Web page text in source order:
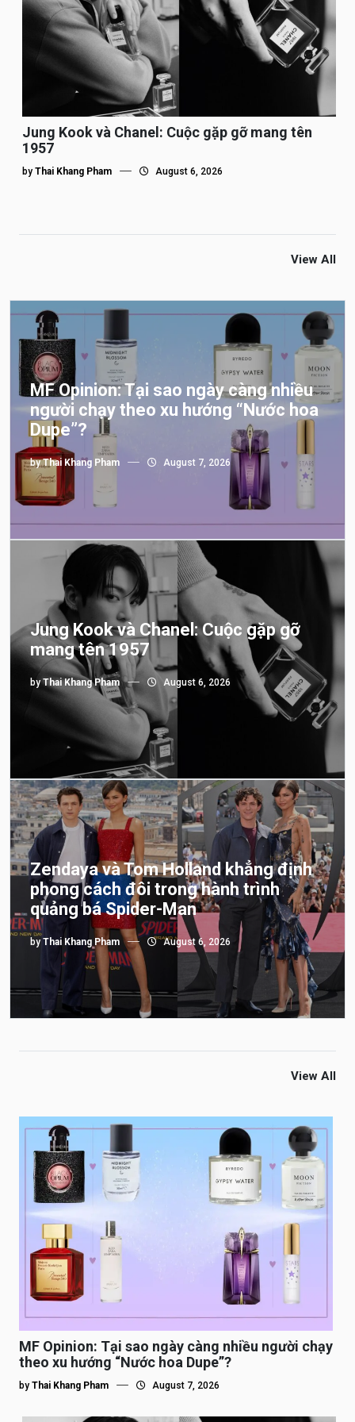
Jung Kook và Chanel: Cuộc gặp gỡ mang tên
1957
by Thai Khang Pham August 6, 2026
View All
MF Opinion: Tại sao ngày càng nhiều
người chạy theo xu hướng “Nước hoa
Dupe”?
byThai Khang Pham August 7, 2026
Jung Kook và Chanel: Cuộc gặp gỡ
mang tên 1957
byThai Khang Pham August 6, 2026
Zendaya và Tom Holland khẳng định
phong cách đôi trong hành trình
quảng bá Spider-Man
by Thai Khang Pham August 6, 2026
View All
MF Opinion: Tại sao ngày càng nhiều người chạy
theo xu hướng “Nước hoa Dupe”?
by Thai Khang Pham August 7, 2026